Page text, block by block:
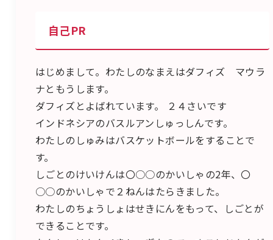
自己PR
はじめまして。わたしのなまえはダフィズ マウラ
ナともうします。
ダフィズとよばれています。 ２４さいです
インドネシアのバスルアンしゅっしんです。
わたしのしゅみはバスケットボールをすることで
す。
しごとのけいけんは〇○○のかいしゃの2年、〇
○○のかいしゃで２ねんはたらきました。
わたしのちょうしょはせきにんをもって、しごとが
できることです。